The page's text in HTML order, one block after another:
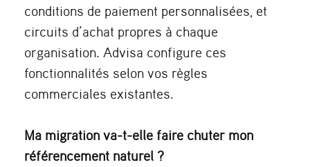
conditions de paiement personnalisées, et
circuits d’achat propres à chaque
organisation. Advisa configure ces
fonctionnalités selon vos règles
commerciales existantes.
Ma migration va-t-elle faire chuter mon
référencement naturel ?